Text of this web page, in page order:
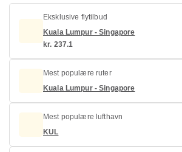
Eksklusive flytilbud
Kuala Lumpur - Singapore
kr. 237.1
Mest populære ruter
Kuala Lumpur - Singapore
Mest populære lufthavn
KUL